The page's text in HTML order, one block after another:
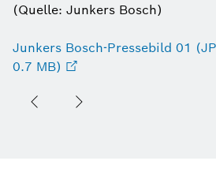
(Quelle: Junkers Bosch)
Junkers Bosch-Pressebild 01
0.7 MB)